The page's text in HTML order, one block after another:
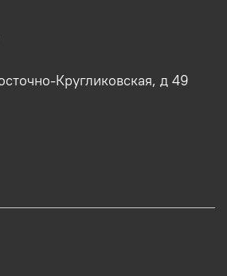
Кругликовская, д 49